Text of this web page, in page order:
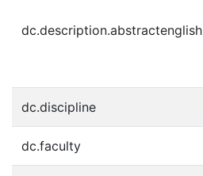
dc.description.abstractenglish
dc.discipline
dc.faculty